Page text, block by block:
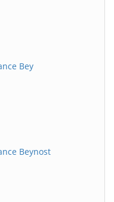
Bey
Beynost